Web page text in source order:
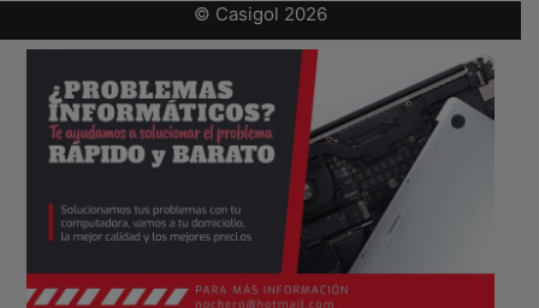
© Casigol 2026